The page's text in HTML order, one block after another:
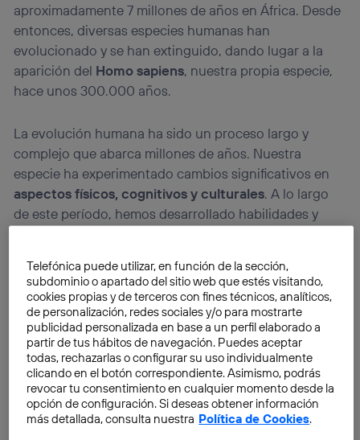
aproximadamente 7 millones de años en África. Desde
entonces, diversas especies humanas han
evolucionado y se han extinguido, dando lugar a la
aparición del Homo sapiens, nuestra propia especie,
hace unos 300.000 años.
La evolución humana ha sido un proceso largo y
complejo que abarca millones de años. Nuestra
especie ha experimentado cambios significativos en
aspectos físicos, cognitivos y culturales. A lo largo
de este período, hemos desarrollado habilidades y
¿cómo hemos logrado mantenernos unidos y superar
desafíos tan diversos a lo largo de millones de años?
Telefónica puede utilizar, en función de la sección,
subdominio o apartado del sitio web que estés visitando,
cookies propias y de terceros con fines técnicos, analíticos,
de personalización, redes sociales y/o para mostrarte
publicidad personalizada en base a un perfil elaborado a
partir de tus hábitos de navegación. Puedes aceptar
todas, rechazarlas o configurar su uso individualmente
clicando en el botón correspondiente. Asimismo, podrás
revocar tu consentimiento en cualquier momento desde la
opción de configuración. Si deseas obtener información
más detallada, consulta nuestra Política de Cookies.